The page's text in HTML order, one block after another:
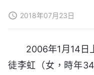
2018年07月23日
2006年1月14日
徒李虹（女，時年